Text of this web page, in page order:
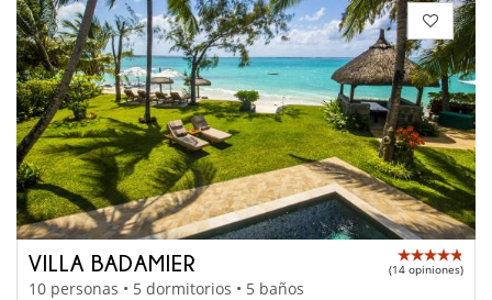
VILLA BADAMIER (14 opiniones)
10 personas • 5 dormitorios • 5 baños